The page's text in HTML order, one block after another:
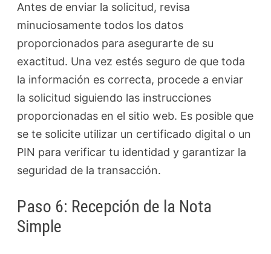
Antes de enviar la solicitud, revisa
minuciosamente todos los datos
proporcionados para asegurarte de su
exactitud. Una vez estés seguro de que toda
la información es correcta, procede a enviar
la solicitud siguiendo las instrucciones
proporcionadas en el sitio web. Es posible que
se te solicite utilizar un certificado digital o un
PIN para verificar tu identidad y garantizar la
seguridad de la transacción.
Paso 6: Recepción de la Nota
Simple